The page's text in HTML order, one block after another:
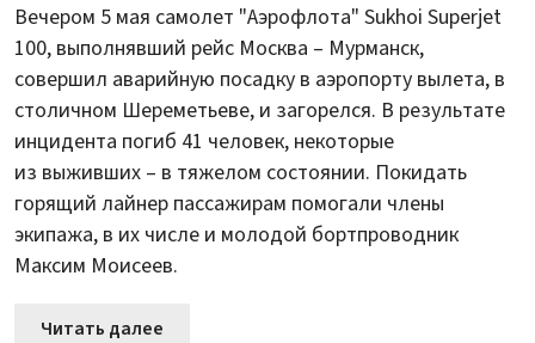
Вечером 5 мая самолет "Аэрофлота" Sukhoi Superjet
100, выполнявший рейс Москва – Мурманск,
совершил аварийную посадку в аэропорту вылета, в
столичном Шереметьеве, и загорелся. В результате
инцидента погиб 41 человек, некоторые
из выживших – в тяжелом состоянии. Покидать
горящий лайнер пассажирам помогали члены
экипажа, в их числе и молодой бортпроводник
Максим Моисеев.
Читать далее